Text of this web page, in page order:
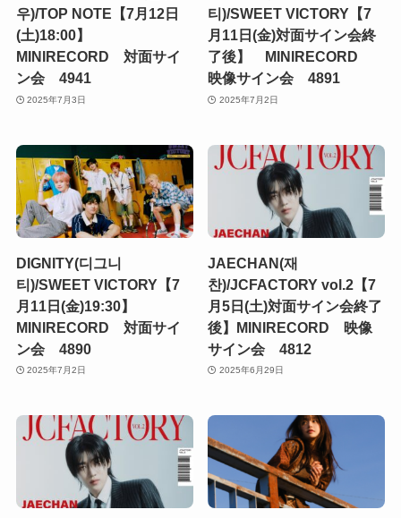
우)/TOP NOTE【7月12日
(土)18:00】
MINIRECORD 対面サイ
ン会 4941
2025年7月3日
티)/SWEET VICTORY【7
月11日(金)対面サイン会終
了後】 MINIRECORD
映像サイン会 4891
2025年7月2日
DIGNITY(디그니
티)/SWEET VICTORY【7
月11日(金)19:30】
MINIRECORD 対面サイ
ン会 4890
2025年7月2日
JAECHAN(재
찬)/JCFACTORY vol.2【7
月5日(土)対面サイン会終了
後】MINIRECORD 映像
サイン会 4812
2025年6月29日